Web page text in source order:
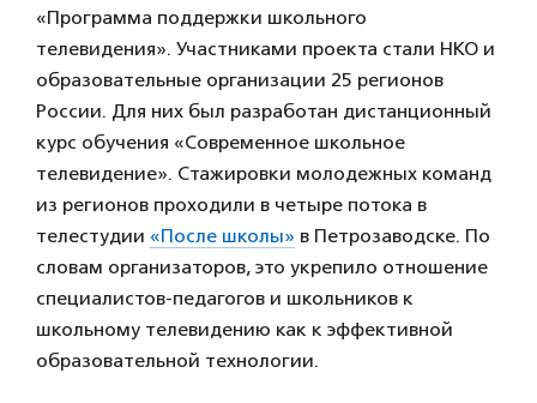
«Программа поддержки школьного
телевидения». Участниками проекта стали НКО и
образовательные организации 25 регионов
России. Для них был разработан дистанционный
курс обучения «Современное школьное
телевидение». Стажировки молодежных команд
из регионов проходили в четыре потока в
телестудии «После школы» в Петрозаводске. По
словам организаторов, это укрепило отношение
специалистов-педагогов и школьников к
школьному телевидению как к эффективной
образовательной технологии.